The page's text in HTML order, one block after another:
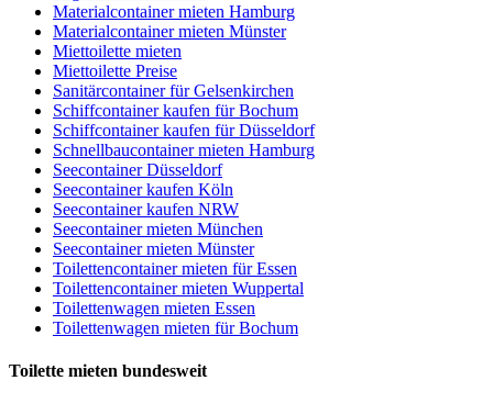
Materialcontainer mieten Hamburg
Materialcontainer mieten Münster
Miettoilette mieten
Miettoilette Preise
Sanitärcontainer für Gelsenkirchen
Schiffcontainer kaufen für Bochum
Schiffcontainer kaufen für Düsseldorf
Schnellbaucontainer mieten Hamburg
Seecontainer Düsseldorf
Seecontainer kaufen Köln
Seecontainer kaufen NRW
Seecontainer mieten München
Seecontainer mieten Münster
Toilettencontainer mieten für Essen
Toilettencontainer mieten Wuppertal
Toilettenwagen mieten Essen
Toilettenwagen mieten für Bochum
Toilette mieten bundesweit